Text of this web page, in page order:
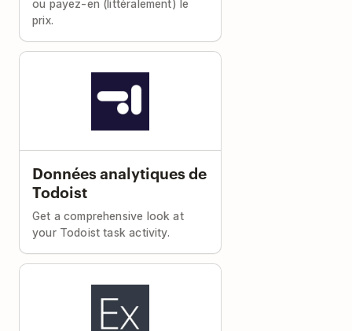
ou payez-en (littéralement) le
prix.
Données analytiques de
Todoist
Get a comprehensive look at
your Todoist task activity.